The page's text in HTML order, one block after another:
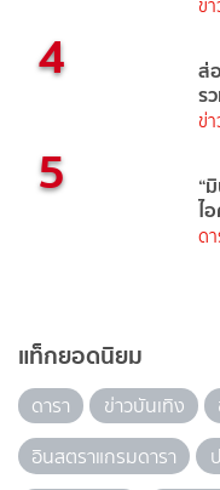
ข่
4 ส่
ร
ข่
5 “
ไ
ด
แท็กยอดนิยม
ดารา ข่าวบันเทิง
อินสตราแกรมดารา